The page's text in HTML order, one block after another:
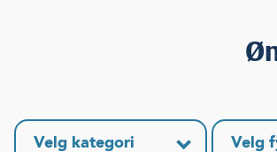
Velg kategori Velg